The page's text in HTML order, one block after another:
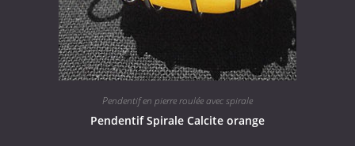
Pendentif en pierre roulée avec spirale
Pendentif Spirale Calcite orange